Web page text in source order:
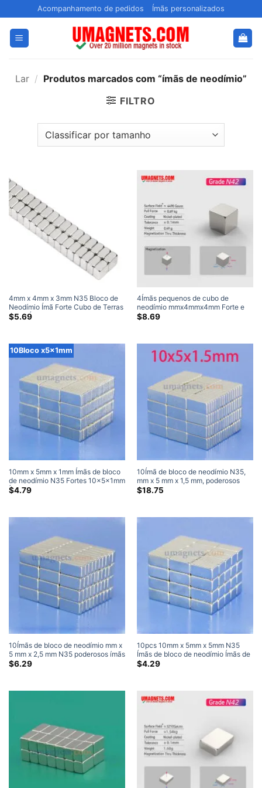
para
conteúdo
Acompanhamento de pedidos Ímãs personalizados
Lar / Produtos marcados com “ímãs de neodímio”
FILTRO
4mm x 4mm x 3mm N35 Bloco de
Neodímio Ímã Forte Cubo de Terras
Raras Ímãs para Artesanato
$5.69
4Ímãs pequenos de cubo de
neodímio mmx4mmx4mm Forte e
poderoso ímã preto de terras raras
$8.69
10Bloco x5x1mm
10mm x 5mm x 1mm Ímãs de bloco
de neodímio N35 Fortes 10x5x1mm
Ímãs retangulares de terras raras de
$4.79
10Ímã de bloco de neodímio N35,
mm x 5 mm x 1,5 mm, poderosos
ímãs retangulares de terras raras
$18.75
10Ímãs de bloco de neodímio mm x
5 mm x 2,5 mm N35 poderosos ímãs
retangulares de terras raras para
$6.29
10pcs 10mm x 5mm x 5mm N35
Ímãs de bloco de neodímio Ímãs de
alta potência
$4.29